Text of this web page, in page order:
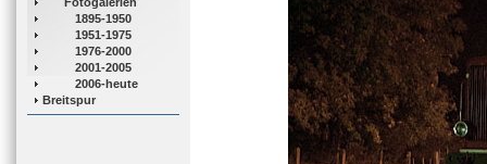
1895-1950
1951-1975
1976-2000
2001-2005
2006-heute
Breitspur